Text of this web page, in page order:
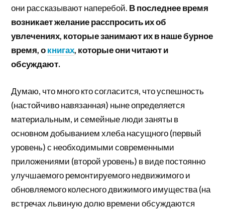
они рассказывают наперебой. В последнее время
возникает желание расспросить их об
увлечениях, которые занимают их в наше бурное
время, окнигах, которые они читают и
обсуждают.
Думаю, что много кто согласится, что успешность
(настойчиво навязанная) ныне определяется
материальным, и семейные люди заняты в
основном добыванием хлеба насущного (первый
уровень) с необходимыми современными
приложениями (второй уровень) в виде постоянно
улучшаемого ремонтируемого недвижимого и
обновляемого колесного движимого имущества (на
встречах львиную долю времени обсуждаются